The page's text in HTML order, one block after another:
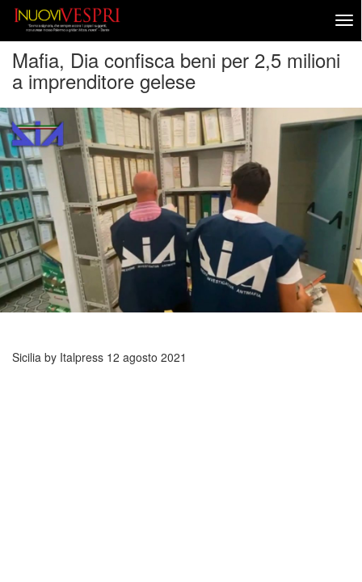
Mafia, Dia confisca beni per 2,5 milioni
a imprenditore gelese
Sicilia by Italpress 12 agosto 2021